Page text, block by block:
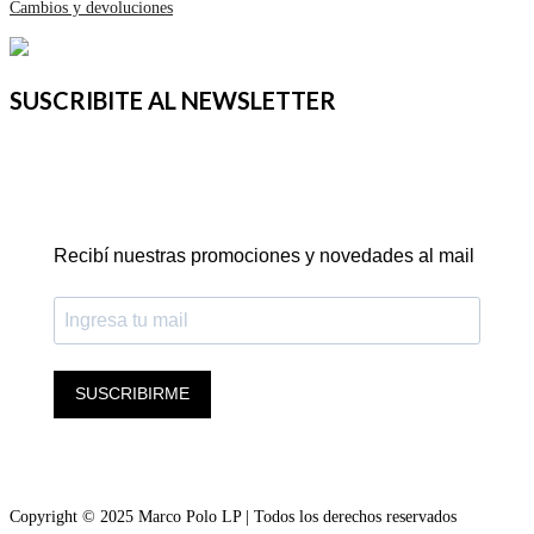
Cambios y devoluciones
SUSCRIBITE AL NEWSLETTER
Recibí nuestras promociones y novedades al mail
SUSCRIBIRME
Copyright © 2025 Marco Polo LP | Todos los derechos reservados